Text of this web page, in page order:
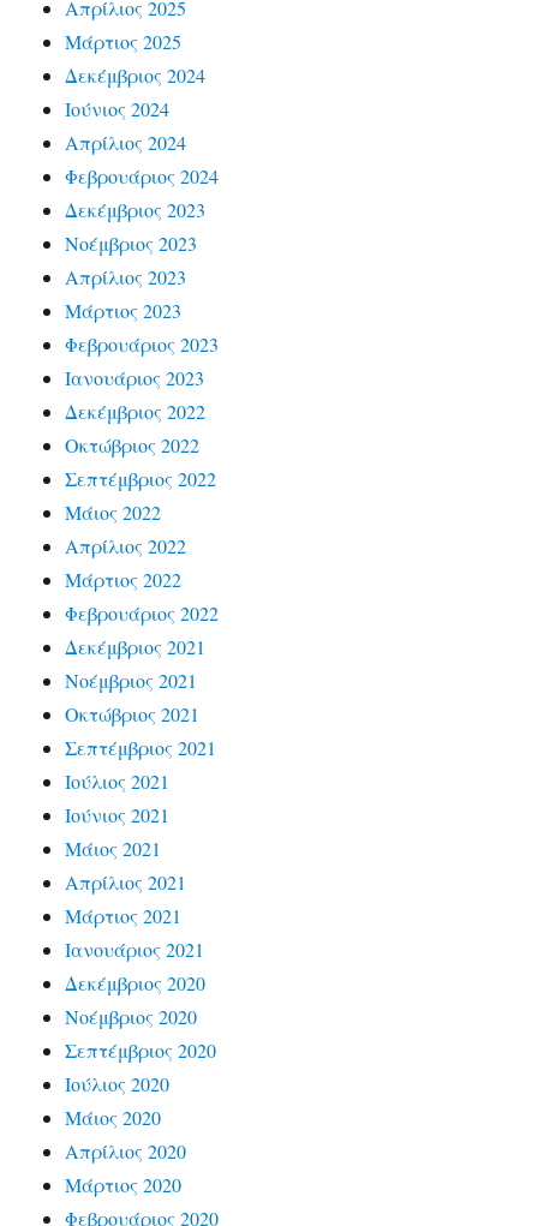
Απρίλιος 2025
Μάρτιος 2025
Δεκέμβριος 2024
Ιούνιος 2024
Απρίλιος 2024
Φεβρουάριος 2024
Δεκέμβριος 2023
Νοέμβριος 2023
Απρίλιος 2023
Μάρτιος 2023
Φεβρουάριος 2023
Ιανουάριος 2023
Δεκέμβριος 2022
Οκτώβριος 2022
Σεπτέμβριος 2022
Μάιος 2022
Απρίλιος 2022
Μάρτιος 2022
Φεβρουάριος 2022
Δεκέμβριος 2021
Νοέμβριος 2021
Οκτώβριος 2021
Σεπτέμβριος 2021
Ιούλιος 2021
Ιούνιος 2021
Μάιος 2021
Απρίλιος 2021
Μάρτιος 2021
Ιανουάριος 2021
Δεκέμβριος 2020
Νοέμβριος 2020
Σεπτέμβριος 2020
Ιούλιος 2020
Μάιος 2020
Απρίλιος 2020
Μάρτιος 2020
Φεβρουάριος 2020